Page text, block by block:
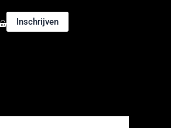
Winkelwagen
Inschrijven